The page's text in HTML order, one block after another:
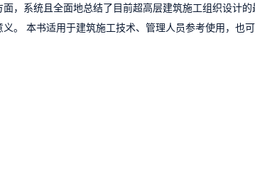
，系统且全面地总结了目前超高层建筑施工组织设计的
。 本书适用于建筑施工技术、管理人员参考使用，也